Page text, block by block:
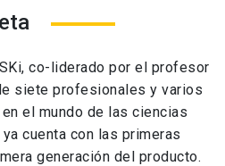
co-liderado por el profesor
siete profesionales y varios
el mundo de las ciencias
cuenta con las primeras
generación del producto.